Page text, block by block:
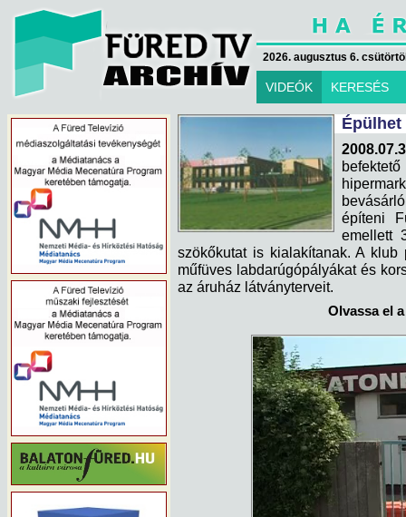
2026. augusztus 6.
VIDEÓK KERESÉS
építeni
emellett
szökőkutat is kialakítanak. A
műfüves labdarúgópályákat és
az áruház látványterveit.
Olvassa el